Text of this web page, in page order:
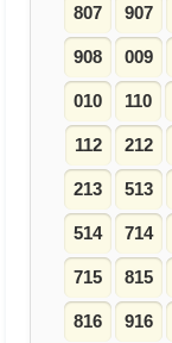
807 907
908 009
010 110
112 212
213 513
514 714
715 815
816 916